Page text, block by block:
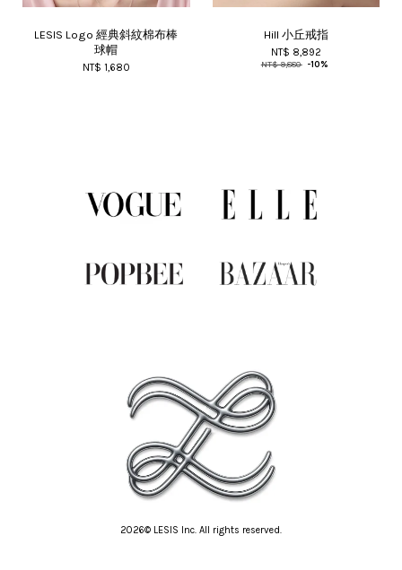
LESIS Logo 經典斜紋棉布棒
球帽
NT$ 1,680
Hill 小丘戒指
NT$ 8,892
NT$ 9,880 -10%
2026© LESIS Inc. All rights reserved.